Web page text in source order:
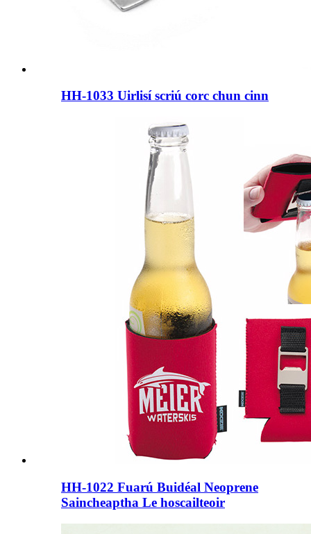
HH-1033 Uirlisí scriú corc chun cinn
HH-1022 Fuarú Buidéal Neoprene
Saincheaptha Le hoscailteoir